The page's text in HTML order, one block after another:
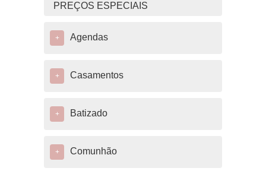
PREÇOS ESPECIAIS
+ Agendas
+ Casamentos
+ Batizado
+ Comunhão